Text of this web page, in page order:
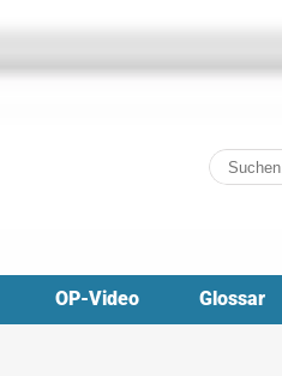
Suche
nach:
OP-Video Glossar